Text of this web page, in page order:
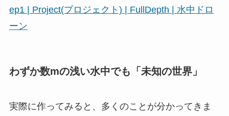
ep1 | Project(プロジェクト) | FullDepth | 水中ドロ
ーン
わずか数mの浅い水中でも「未知の世界」
実際に作ってみると、多くのことが分かってきま